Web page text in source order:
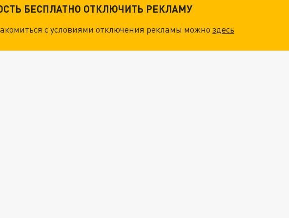
БЕСПЛАТНО ОТКЛЮЧИТЬ РЕКЛАМУ
с условиями отключения рекламы можноздесь